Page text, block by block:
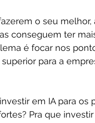
o seu
conseguem ter
é focar nos
para a
em IA para os
Pra que